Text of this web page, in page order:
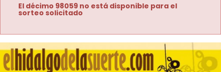
El décimo 98059 no está disponible para el
sorteo solicitado